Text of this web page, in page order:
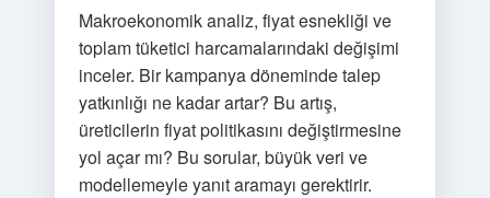
Makroekonomik analiz, fiyat esnekliği ve
toplam tüketici harcamalarındaki değişimi
inceler. Bir kampanya döneminde talep
yatkınlığı ne kadar artar? Bu artış,
üreticilerin fiyat politikasını değiştirmesine
yol açar mı? Bu sorular, büyük veri ve
modellemeyle yanıt aramayı gerektirir.